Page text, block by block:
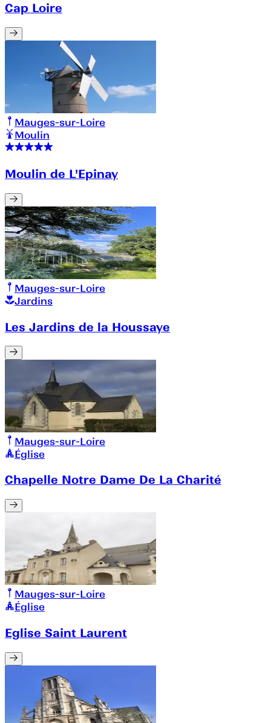
Cap Loire
Mauges-sur-Loire
Moulin
Moulin de L'Epinay
Mauges-sur-Loire
Jardins
Les Jardins de la Houssaye
Mauges-sur-Loire
Église
Chapelle Notre Dame De La Charité
Mauges-sur-Loire
Église
Eglise Saint Laurent